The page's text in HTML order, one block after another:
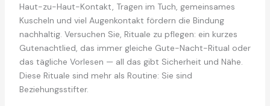
Haut-zu-Haut-Kontakt, Tragen im Tuch, gemeinsames
Kuscheln und viel Augenkontakt fördern die Bindung
nachhaltig. Versuchen Sie, Rituale zu pflegen: ein kurzes
Gutenachtlied, das immer gleiche Gute-Nacht-Ritual oder
das tägliche Vorlesen — all das gibt Sicherheit und Nähe.
Diese Rituale sind mehr als Routine: Sie sind
Beziehungsstifter.